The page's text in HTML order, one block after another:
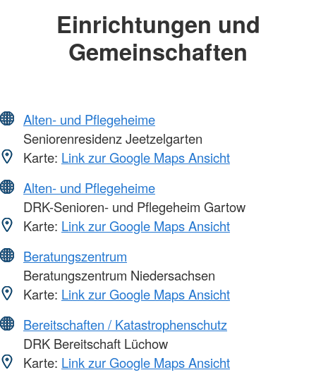
Einrichtungen und
Gemeinschaften
Alten- und Pflegeheime
Seniorenresidenz Jeetzelgarten
Karte: Link zur Google Maps Ansicht
Alten- und Pflegeheime
DRK-Senioren- und Pflegeheim Gartow
Karte: Link zur Google Maps Ansicht
Beratungszentrum
Beratungszentrum Niedersachsen
Karte: Link zur Google Maps Ansicht
Bereitschaften / Katastrophenschutz
DRK Bereitschaft Lüchow
Karte: Link zur Google Maps Ansicht